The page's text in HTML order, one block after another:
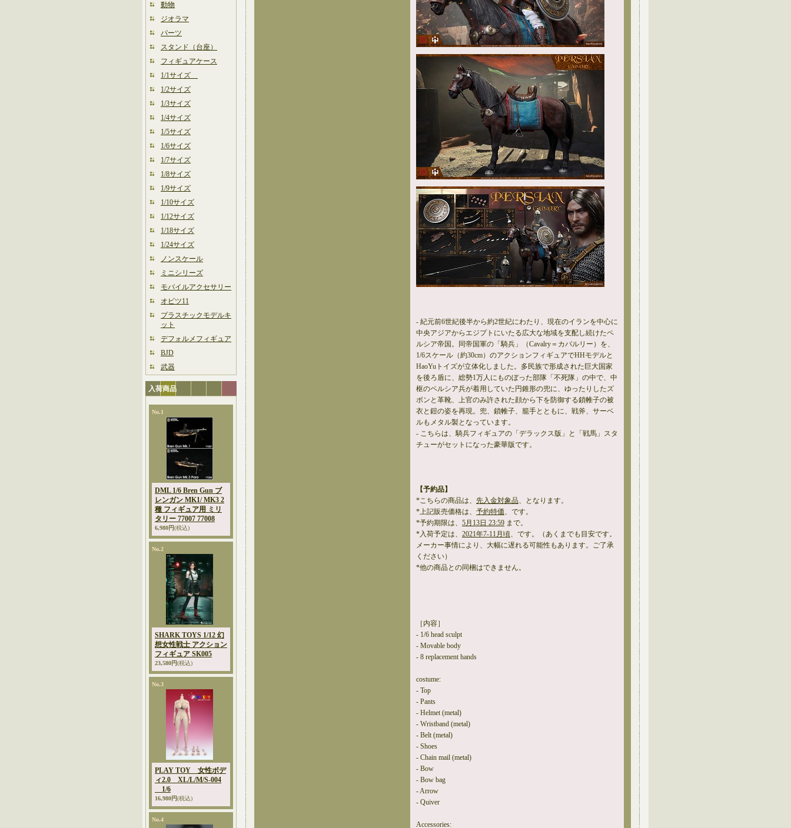
動物
ジオラマ
パーツ
スタンド（台座）
フィギュアケース
1/1サイズ
1/2サイズ
1/3サイズ
1/4サイズ
1/5サイズ
1/6サイズ
1/7サイズ
1/8サイズ
1/9サイズ
1/10サイズ
1/12サイズ
1/18サイズ
1/24サイズ
ノンスケール
ミニシリーズ
モバイルアクセサリー
オビツ11
プラスチックモデルキ
ット
デフォルメフィギュア
BJD
武器
入荷商品
No.1
DML 1/6 Bren Gun ブ
レンガン MK1/ MK3 2
種 フィギュア用 ミリ
タリー 77007 77008
6,980円(税込)
No.2
SHARK TOYS 1/12 幻
想女性戦士 アクション
フィギュア SK005
23,580円(税込)
No.3
PLAY TOY 女性ボデ
ィ2.0 XL/L/M/S-004
1/6
16,980円(税込)
No.4
- 紀元前6世紀後半から約2世紀にわたり、現在のイランを中心に
中央アジアからエジプトにいたる広大な地域を支配し続けたペ
ルシア帝国。同帝国軍の「騎兵」（Cavalry＝カバルリー）を、
1/6スケール（約30cm）のアクションフィギュアでHHモデルと
HaoYuトイズが立体化しました。多民族で形成された巨大国家
を後ろ盾に、総勢1万人にものぼった部隊「不死隊」の中で、中
枢のペルシア兵が着用していた円錐形の兜に、ゆったりしたズ
ボンと革靴、上官のみ許された顔から下を防御する鎖帷子の被
衣と鎧の姿を再現。兜、鎖帷子、籠手とともに、戦斧、サーベ
ルもメタル製となっています。
- こちらは、騎兵フィギュアの「デラックス版」と「戦馬」スタ
チューがセットになった豪華版です。
【予約品】
*こちらの商品は、 先入金対象品、となります。
*上記販売価格は、 予約特価、です。
*予約期限は、 5月13日 23:59 まで。
*入荷予定は、 2021年7-11月頃、です。（あくまでも目安です。
メーカー事情により、大幅に遅れる可能性もあります。ご了承
ください）
*他の商品との同梱はできません。
［内容］
- 1/6 head sculpt
- Movable body
- 8 replacement hands
costume:
- Top
- Pants
- Helmet (metal)
- Wristband (metal)
- Belt (metal)
- Shoes
- Chain mail (metal)
- Bow
- Bow bag
- Arrow
- Quiver
Accessories: